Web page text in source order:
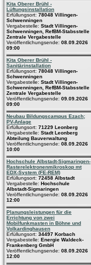
Kita Oberer Brühl -
Lüftungsinstallation
Erfüllungsort: 78048 Villingen-
Schwenningen
Vergabestelle: Stadt Villingen-
Schwenningen, RefBM-Stabsstelle
Zentrale Vergabestelle
Veröffentlichungsende: 08.09.2026
09:00
Kita Oberer Brühl -
Sanitärinstallation
Erfüllungsort: 78048 Villingen-
Schwenningen
Vergabestelle: Stadt Villingen-
Schwenningen, RefBM-Stabsstelle
Zentrale Vergabestelle
Veröffentlichungsende: 09.09.2026
09:00
Neubau Bildungscampus Ezach;
PV-Anlage
Erfüllungsort: 71229 Leonberg
Vergabestelle: Stadt Leonberg
Abteilung Bauverwaltung
Veröffentlichungsende: 08.09.2026
10:00
Hochschule Albstadt-Sigmaringen-
Rasterelektronenmikroskop mt
EDX-System (FE-REM)
Erfüllungsort: 72458 Albstadt
Vergabestelle: Hochschule
Albstadt-Sigmaringen
Veröffentlichungsende: 08.09.2026
12:00
Planungsleistungen für die
Errichtung von zwei
Mobilfunkmasten in Böhne und
Volkardinghausen
Erfüllungsort: 34497 Korbach
Vergabestelle: Energie Waldeck-
Frankenberg GmbH
Veröffentlichungsende: 08.09.2026
12:00